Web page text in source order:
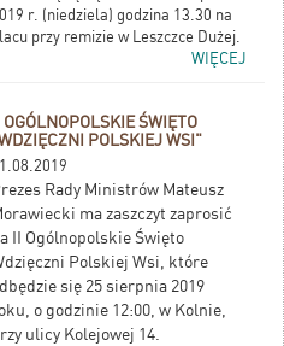
r. (niedziela) godzina 13.30 na
przy remizie w Leszczce Dużej.
WIĘCEJ
OGÓLNOPOLSKIE ŚWIĘTO
POLSKIEJ WSI"
Rady Ministrów Mateusz
ma zaszczyt zaprosić
II Ogólnopolskie Święto
Polskiej Wsi, które
się 25 sierpnia 2019
o godzinie 12:00, w Kolnie,
ulicy Kolejowej 14.